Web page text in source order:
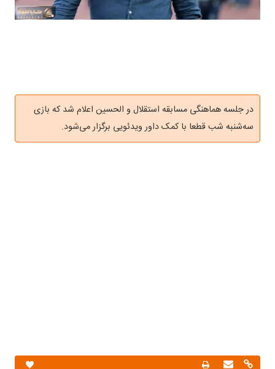
در جلسه هماهنگی مسابقه استقلال و الحسین اعلام شد که بازی
سه‌شنبه شب قطعا با کمک داور ویدئویی برگزار می‌شود.